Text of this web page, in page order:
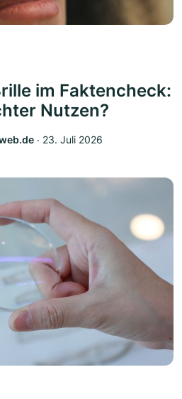
im Faktencheck:
Nutzen?
‧ 23. Juli 2026